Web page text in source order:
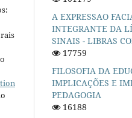
A EXPRESSAO
INTEGRANTE DA
SINAIS - LIBRAS
17759
FILOSOFIA DA
IMPLICAÇÕES E
PEDAGOGIA
16188